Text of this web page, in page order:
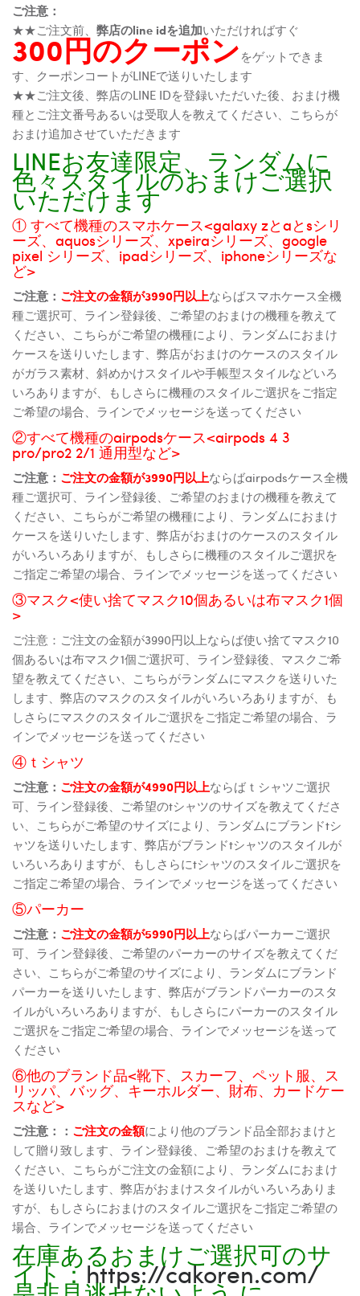
ご注意：
★★ご注文前、 弊店のline idを追加いただければすぐ
300円のクーポンをゲットできま
す、クーポンコートがLINEで送りいたします
★★ご注文後、弊店のLINE IDを登録いただいた後、おまけ機
種とご注文番号あるいは受取人を教えてください、こちらが
おまけ追加させていただきます
LINEお友達限定、ランダムに
色々スタイルのおまけご選択
いただけます
① すべて機種のスマホケース<galaxy zとaとsシリ
ーズ、aquosシリーズ、xpeiraシリーズ、google
pixel シリーズ、ipadシリーズ、iphoneシリーズな
ど>
ご注意： ご注文の金額が3990円以上ならばスマホケース全機
種ご選択可、ライン登録後、ご希望のおまけの機種を教えて
ください、こちらがご希望の機種により、ランダムにおまけ
ケースを送りいたします、弊店がおまけのケースのスタイル
がガラス素材、斜めかけスタイルや手帳型スタイルなどいろ
いろありますが、もしさらに機種のスタイルご選択をご指定
ご希望の場合、ラインでメッセージを送ってください
②すべて機種のairpodsケース<airpods 4 3
pro/pro2 2/1 通用型など>
ご注意： ご注文の金額が3990円以上ならばairpodsケース全機
種ご選択可、ライン登録後、ご希望のおまけの機種を教えて
ください、こちらがご希望の機種により、ランダムにおまけ
ケースを送りいたします、弊店がおまけのケースのスタイル
がいろいろありますが、もしさらに機種のスタイルご選択を
ご指定ご希望の場合、ラインでメッセージを送ってください
③マスク<使い捨てマスク10個あるいは布マスク1個
>
ご注意：ご注文の金額が3990円以上ならば使い捨てマスク10
個あるいは布マスク1個ご選択可、ライン登録後、マスクご希
望を教えてください、こちらがランダムにマスクを送りいた
します、弊店のマスクのスタイルがいろいろありますが、も
しさらにマスクのスタイルご選択をご指定ご希望の場合、ラ
インでメッセージを送ってください
④ｔシャツ
ご注意： ご注文の金額が4990円以上ならばｔシャツご選択
可、ライン登録後、ご希望のtシャツのサイズを教えてくださ
い、こちらがご希望のサイズにより、ランダムにブランドtシ
ャツを送りいたします、弊店がブランドtシャツのスタイルが
いろいろありますが、もしさらにtシャツのスタイルご選択を
ご指定ご希望の場合、ラインでメッセージを送ってください
⑤パーカー
ご注意： ご注文の金額が5990円以上ならばパーカーご選択
可、ライン登録後、ご希望のパーカーのサイズを教えてくだ
さい、こちらがご希望のサイズにより、ランダムにブランド
パーカーを送りいたします、弊店がブランドパーカーのスタ
イルがいろいろありますが、もしさらにパーカーのスタイル
ご選択をご指定ご希望の場合、ラインでメッセージを送って
ください
⑥他のブランド品<靴下、スカーフ、ペット服、ス
リッパ、バッグ、キーホルダー、財布、カードケー
スなど>
ご注意：： ご注文の金額により他のブランド品全部おまけと
して贈り致します、ライン登録後、ご希望のおまけを教えて
ください、こちらがご注文の金額により、ランダムにおまけ
を送りいたします、弊店がおまけスタイルがいろいろありま
すが、もしさらにおまけのスタイルご選択をご指定ご希望の
場合、ラインでメッセージを送ってください
在庫あるおまけご選択可のサ
イト：https://cakoren.com/